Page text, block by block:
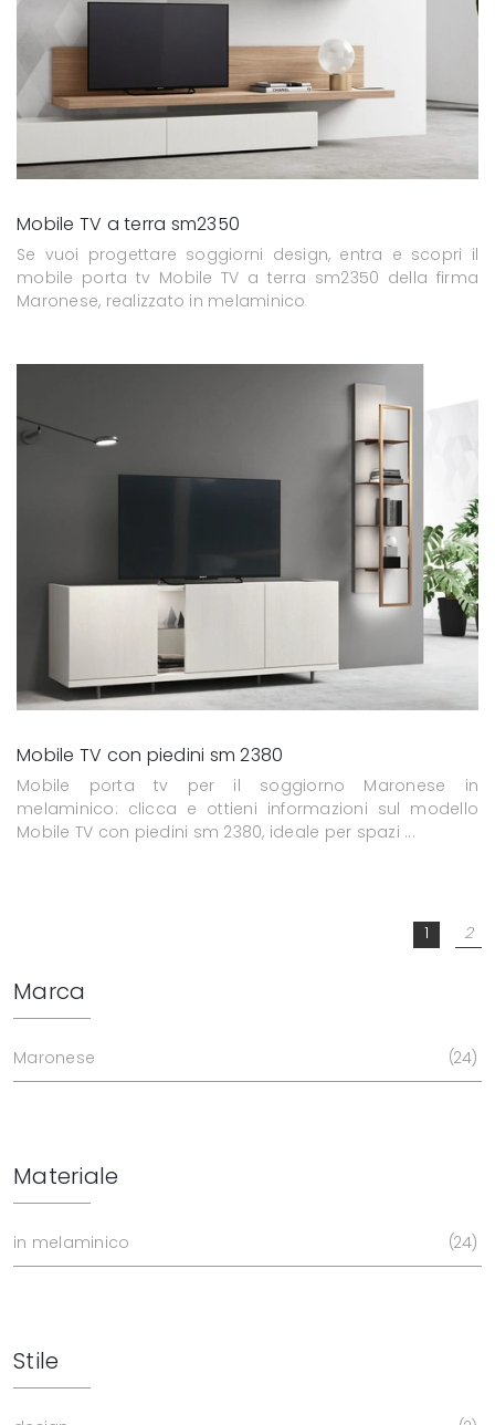
Mobile TV a terra sm2350
Se vuoi progettare soggiorni design, entra e scopri il
mobile porta tv Mobile TV a terra sm2350 della firma
Maronese, realizzato in melaminico
Mobile TV con piedini sm 2380
Mobile porta tv per il soggiorno Maronese in
melaminico: clicca e ottieni informazioni sul modello
Mobile TV con piedini sm 2380, ideale per spazi ...
1 2
Marca
Maronese 24
Materiale
in melaminico 24
Stile